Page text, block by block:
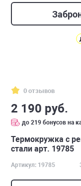
0 отзывов
2 190 руб.
до 219 бонусов на
Термокружка с
стали арт. 19785
Артикул: 19785